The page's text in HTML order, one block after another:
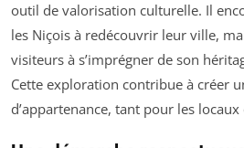
outil de valorisation culturelle. Il
les Niçois à redécouvrir leur ville,
visiteurs à s’imprégner de son
Cette exploration contribue à créer
d’appartenance, tant pour les